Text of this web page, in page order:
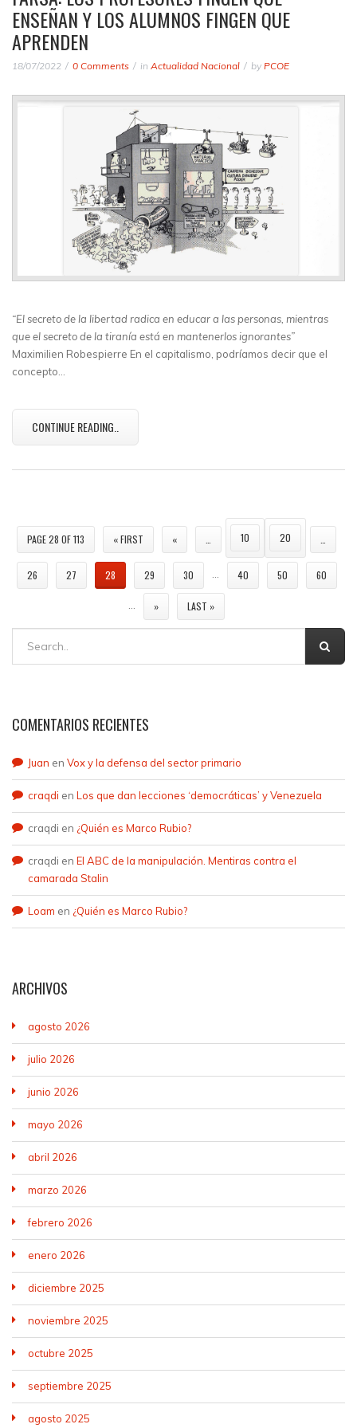
ENSEÑAN Y LOS ALUMNOS FINGEN QUE
APRENDEN
18/07/2022 0 Comments in Actualidad Nacional by PCOE
“El secreto de la libertad radica en educar a las personas, mientras
que el secreto de la tiranía está en mantenerlos ignorantes”
Maximilien Robespierre En el capitalismo, podríamos decir que el
concepto…
CONTINUE READING..
PAGE 28 OF 113 « FIRST « 10 20
26 27 28 29 30 40 50 60
» LAST »
COMENTARIOS RECIENTES
Juan en Vox y la defensa del sector primario
craqdi en Los que dan lecciones ‘democráticas’ y Venezuela
craqdi en ¿Quién es Marco Rubio?
craqdi en El ABC de la manipulación. Mentiras contra el
camarada Stalin
Loam en ¿Quién es Marco Rubio?
ARCHIVOS
agosto 2026
julio 2026
junio 2026
mayo 2026
abril 2026
marzo 2026
febrero 2026
enero 2026
diciembre 2025
noviembre 2025
octubre 2025
septiembre 2025
agosto 2025